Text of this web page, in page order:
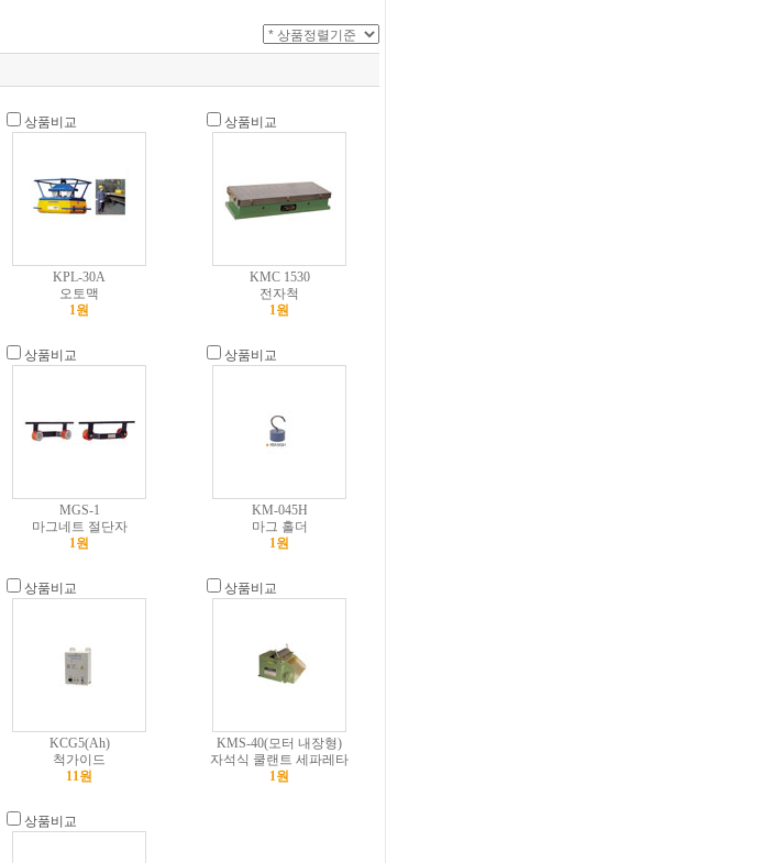
상품비교
KPL-30A
오토맥
1원
상품비교
KMC 1530
전자척
1원
상품비교
MGS-1
마그네트 절단자
1원
상품비교
KM-045H
마그 홀더
1원
상품비교
KCG5(Ah)
척가이드
11원
상품비교
KMS-40(모터 내장형)
자석식 쿨랜트 세파레타
1원
상품비교